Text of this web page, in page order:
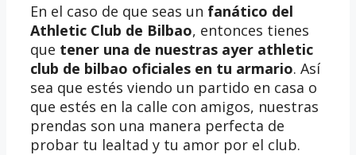
En el caso de que seas un fanático del
Athletic Club de Bilbao, entonces tienes
que tener una de nuestras ayer athletic
club de bilbao oficiales en tu armario. Así
sea que estés viendo un partido en casa o
que estés en la calle con amigos, nuestras
prendas son una manera perfecta de
probar tu lealtad y tu amor por el club.